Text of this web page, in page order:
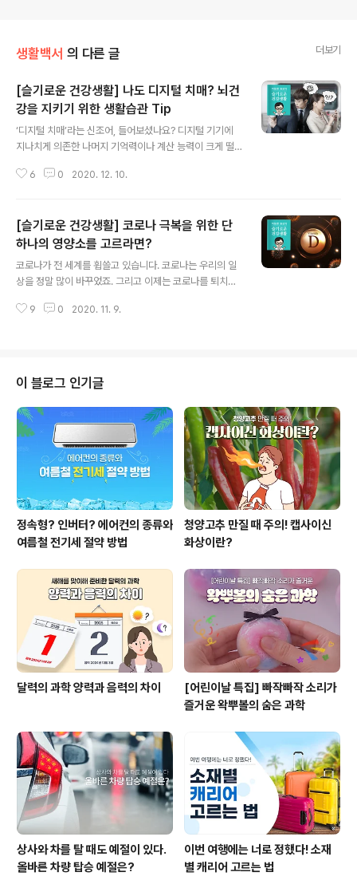
생활백서 의 다른 글 더보기
[슬기로운 건강생활] 나도 디지털 치매? 뇌건
강을 지키기 위한 생활습관 Tip
‘디지털 치매’라는 신조어, 들어보셨나요? 디지털 기기에
지나치게 의존한 나머지 기억력이나 계산 능력이 크게 떨
디지털 기기의 사용량이 높아지면서 뇌의 사용 시간이 점
들었죠. 그뿐 아니라 외우고 있는 전화번호가 5개를 넘지
못하는 사람들도 적지 않습니다. 숫자 계산도 마찬가지죠.
이제는 머리를 써가면서 암산을 할 필요가 없어졌기 때문
입니다. 스마트폰이면 무엇이든 가능한 세상~ 이렇게 편리
'디지털 치매'는 기억력과 집중력을 저하시키고 뇌를 기능
6 0 2020. 12. 10.
[슬기로운 건강생활] 코로나 극복을 위한 단
하나의 영양소를 고르라면?
코로나가 전 세계를 휩쓸고 있습니다. 코로나는 우리의 일
상을 정말 많이 바꾸었죠. 그리고 이제는 코로나를 퇴치한
는 것이 더 현명할지도 모르겠습니다. 코로나와 함께 사는
수 영양소로 알려진 '비타민D'입니다. 비타민D의 중요성은
끊임없이 회자되었지만 최근 특히 유명세를 탄 건 트럼프
美 대통령 덕분입니다. 트럼프 대통령이 코로나19에 감염
되었을 때 코로나 바이러스를 치료하기 위한 여러 가지 약
물들이 처방 되었지만 그러한 약물 치료 외에 필수 영양소
인 비타민D가 함께 처방된 것이죠...
9 0 2020. 11. 9.
이 블로그 인기글
정속형? 인버터? 에어컨의 종류와
여름철 전기세 절약 방법
청양고추 만질 때 주의! 캡사이신
화상이란?
달력의 과학 양력과 음력의 차이
[어린이날 특집] 빠작빠작 소리가
즐거운 왁뿌볼의 숨은 과학
상사와 차를 탈 때도 예절이 있다.
올바른 차량 탑승 예절은?
이번 여행에는 너로 정했다! 소재
별 캐리어 고르는 법